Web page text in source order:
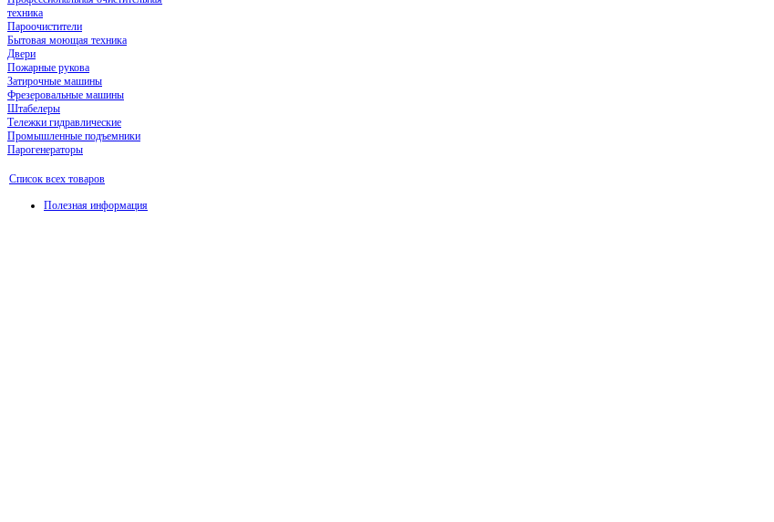
техника
Пароочистители
Бытовая моющая техника
Двери
Пожарные рукова
Затирочные машины
Фрезеровальные машины
Штабелеры
Тележки гидравлические
Промышленные подъемники
Парогенераторы
Список всех товаров
Полезная информация